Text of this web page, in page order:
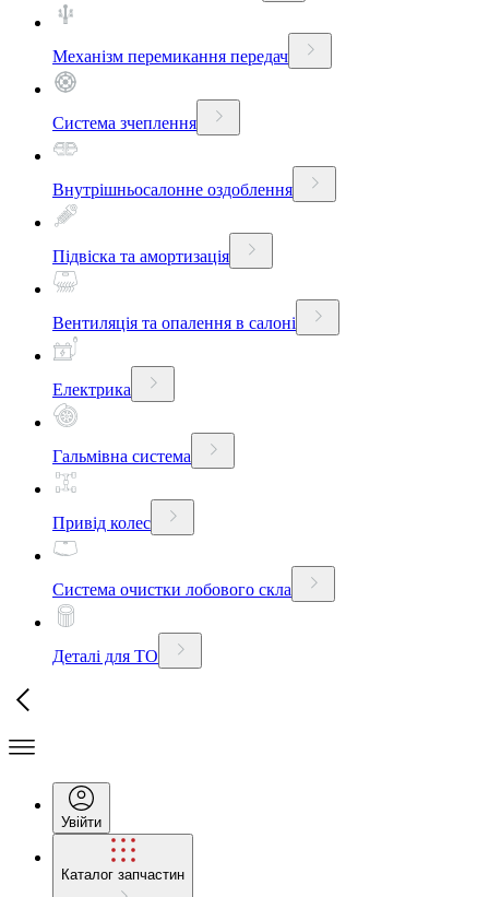
Механізм перемикання передач
Система зчеплення
Внутрішньосалонне оздоблення
Підвіска та амортизація
Вентиляція та опалення в салоні
Електрика
Гальмівна система
Привід колес
Система очистки лобового скла
Деталі для ТО
Увійти
Каталог запчастин